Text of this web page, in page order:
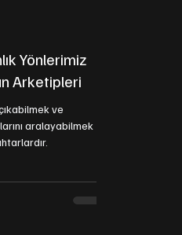
Yönlerimiz
Arketipleri
ve
aralayabilmek